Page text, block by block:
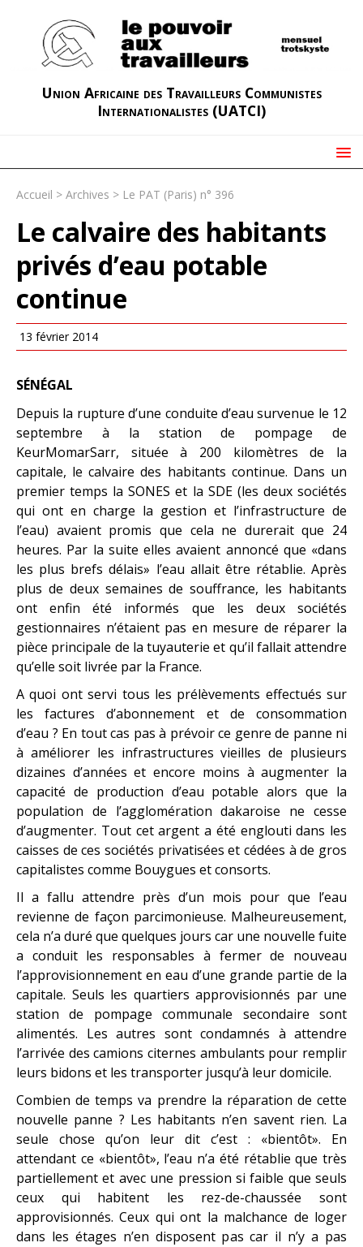
Union Africaine des Travailleurs Communistes
Internationalistes (UATCI)
Accueil > Archives > Le PAT (Paris) n° 396
Le calvaire des habitants
privés d’eau potable
continue
13 février 2014
SÉNÉGAL
Depuis la rupture d’une conduite d’eau survenue le 12
septembre à la station de pompage de
KeurMomarSarr, située à 200 kilomètres de la
capitale, le calvaire des habitants continue. Dans un
premier temps la SONES et la SDE (les deux sociétés
qui ont en charge la gestion et l’infrastructure de
l’eau) avaient promis que cela ne durerait que 24
heures. Par la suite elles avaient annoncé que «dans
les plus brefs délais» l’eau allait être rétablie. Après
plus de deux semaines de souffrance, les habitants
ont enfin été informés que les deux sociétés
gestionnaires n’étaient pas en mesure de réparer la
pièce principale de la tuyauterie et qu’il fallait attendre
qu’elle soit livrée par la France.
A quoi ont servi tous les prélèvements effectués sur
les factures d’abonnement et de consommation
d’eau ? En tout cas pas à prévoir ce genre de panne ni
à améliorer les infrastructures vieilles de plusieurs
dizaines d’années et encore moins à augmenter la
capacité de production d’eau potable alors que la
population de l’agglomération dakaroise ne cesse
d’augmenter. Tout cet argent a été englouti dans les
caisses de ces sociétés privatisées et cédées à de gros
capitalistes comme Bouygues et consorts.
Il a fallu attendre près d’un mois pour que l’eau
revienne de façon parcimonieuse. Malheureusement,
cela n’a duré que quelques jours car une nouvelle fuite
a conduit les responsables à fermer de nouveau
l’approvisionnement en eau d’une grande partie de la
capitale. Seuls les quartiers approvisionnés par une
station de pompage communale secondaire sont
alimentés. Les autres sont condamnés à attendre
l’arrivée des camions citernes ambulants pour remplir
leurs bidons et les transporter jusqu’à leur domicile.
Combien de temps va prendre la réparation de cette
nouvelle panne ? Les habitants n’en savent rien. La
seule chose qu’on leur dit c’est : «bientôt». En
attendant ce «bientôt», l’eau n’a été rétablie que très
partiellement et avec une pression si faible que seuls
ceux qui habitent les rez-de-chaussée sont
approvisionnés. Ceux qui ont la malchance de loger
dans les étages n’en disposent pas car il n’y a pas